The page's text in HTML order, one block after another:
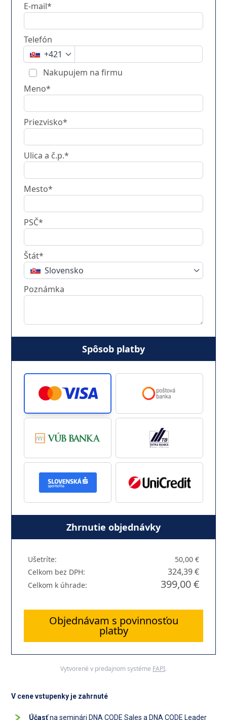
E-mail*
Telefón
+421
Nakupujem na firmu
Meno*
Priezvisko*
Ulica a č.p.*
Mesto*
PSČ*
Štát*
Slovensko
Poznámka
Spôsob platby
Zhrnutie objednávky
Ušetríte:
50,00 €
Celkom bez DPH:
324,39 €
Celkom k úhrade: 399,00 €
Objednávam s povinnosťou
platby
Vytvorené v predajnom systéme FAPI.
V cene vstupenky je zahrnuté
Účasťna seminári DNA CODE Sales a DNA CODE Leader